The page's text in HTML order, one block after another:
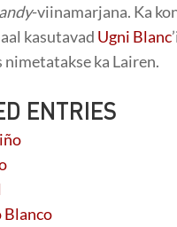
-viinamarjana. Ka
kasutavad Ugni Blanc
nimetatakse ka Lairen.
ENTRIES
Blanco